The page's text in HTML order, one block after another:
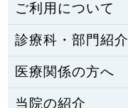
ご利用について
診療科・部門紹介
医療関係の方へ
当院の紹介